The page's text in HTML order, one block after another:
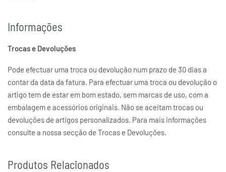
Informações
Trocas e Devoluções
Pode efectuar uma troca ou devolução num prazo de 30 dias a
contar da data da fatura. Para efectuar uma troca ou devolução o
artigo tem de estar em bom estado, sem marcas de uso, com a
embalagem e acessórios originais. Não se aceitam trocas ou
devoluções de artigos personalizados. Para mais informações
consulte a nossa secção de Trocas e Devoluções.
Produtos Relacionados